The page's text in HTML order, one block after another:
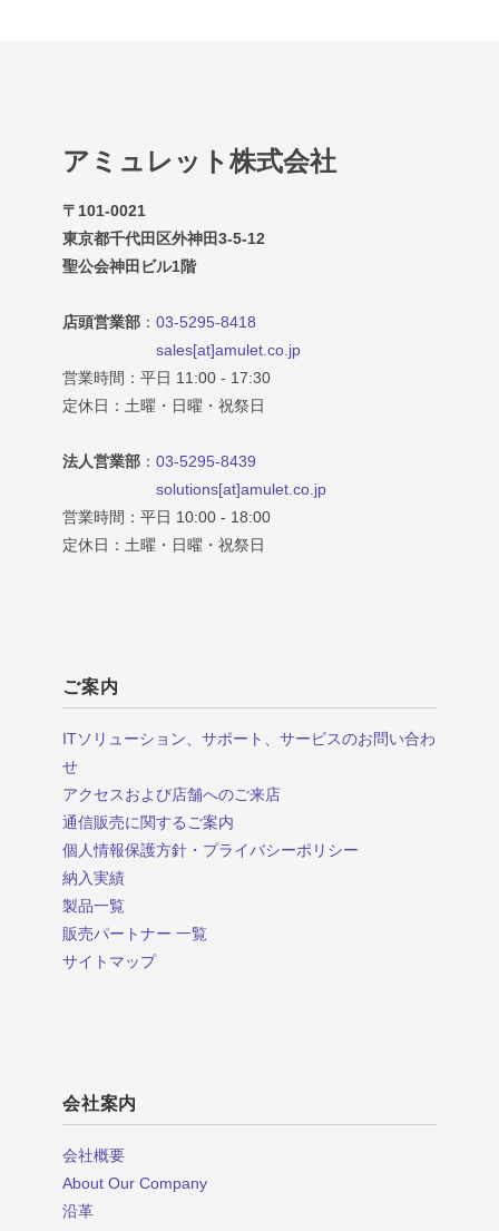
アミュレット株式会社
〒101-0021
東京都千代田区外神田3-5-12
聖公会神田ビル1階
店頭営業部 ： 03-5295-8418
sales[at]amulet.co.jp
営業時間：平日 11:00 - 17:30
定休日：土曜・日曜・祝祭日
法人営業部 ： 03-5295-8439
solutions[at]amulet.co.jp
営業時間：平日 10:00 - 18:00
定休日：土曜・日曜・祝祭日
ご案内
ITソリューション、サポート、サービスのお問い合わ
せ
アクセスおよび店舗へのご来店
通信販売に関するご案内
個人情報保護方針・プライバシーポリシー
納入実績
製品一覧
販売パートナー 一覧
サイトマップ
会社案内
会社概要
About Our Company
沿革